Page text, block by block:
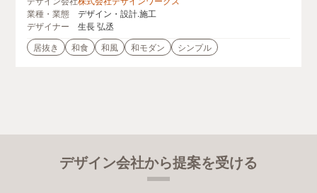
業種・業態
デザイン・設計.施工
デザイナー
生長 弘丞
居抜き
和食 和風 和モダン シンプル
デザイン会社から提案を受ける